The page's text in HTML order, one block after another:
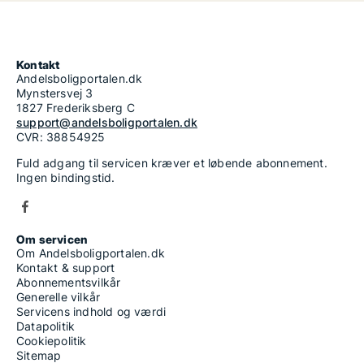
Kontakt
Andelsboligportalen.dk
Mynstersvej 3
1827 Frederiksberg C
support@andelsboligportalen.dk
CVR: 38854925
Fuld adgang til servicen kræver et løbende abonnement.
Ingen bindingstid.
Om servicen
Om Andelsboligportalen.dk
Kontakt & support
Abonnementsvilkår
Generelle vilkår
Servicens indhold og værdi
Datapolitik
Cookiepolitik
Sitemap